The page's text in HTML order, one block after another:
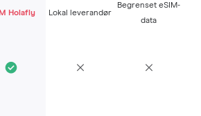
Holafly Lokal leverandør
Begrenset eSIM-
data